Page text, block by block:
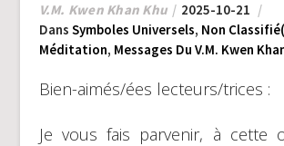
V.M. Kwen Khan Khu
2025-10-21
Dans Symboles Universels, Non
Méditation, Messages Du V.M. Kwen
Bien-aimés/ées lecteurs/trices :
Je vous fais parvenir, à cette